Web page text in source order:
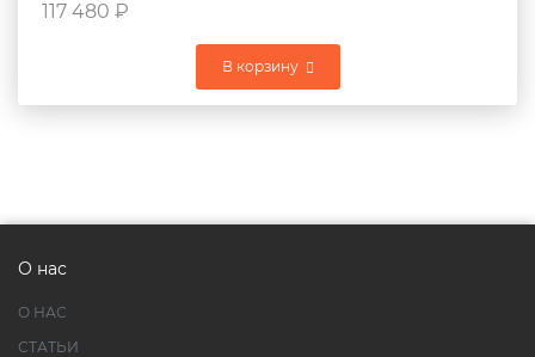
117 480 ₽
В корзину
О нас
О НАС
СТАТЬИ